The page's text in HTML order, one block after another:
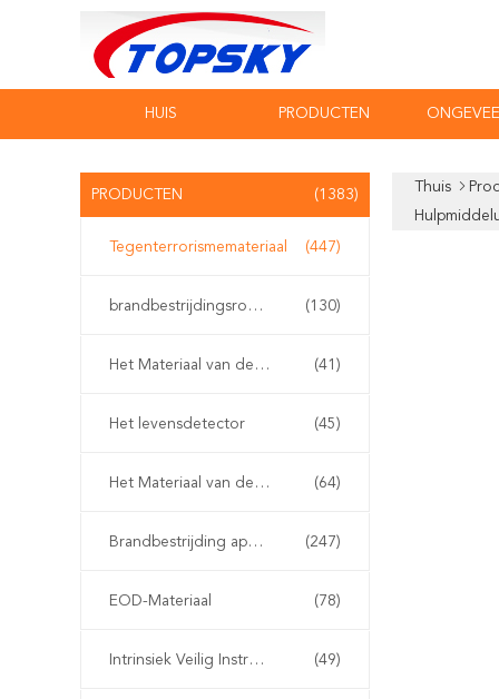
HUIS PRODUCTEN
PRODUCTEN (1383)
Tegenterrorismemateriaal (447)
brandbestrijdingsrobot (130)
Het Materiaal van de waterredding (41)
Het levensdetector (45)
Het Materiaal van de aardbevingsredding (64)
Brandbestrijding apparatuur (247)
EOD-Materiaal (78)
Intrinsiek Veilig Instrument (49)
Thuis